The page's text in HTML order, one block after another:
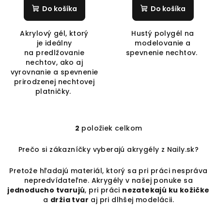
Do košíka
Akrylový gél, ktorý
je ideálny
na predlžovanie
nechtov, ako aj
vyrovnanie a spevnenie
prirodzenej nechtovej
platničky.
Do košíka
Hustý polygél na
modelovanie a
spevnenie nechtov.
O
l
á
d
a
c
2 položiek celkom
Prečo si zákazníčky vyberajú akrygély z Naily.sk?
Pretože hľadajú materiál, ktorý sa pri práci nespráva
nepredvídateľne. Akrygély v našej ponuke sa
jednoducho tvarujú, pri práci nezatekajú ku kožičke
a držia tvar aj pri dlhšej modelácii.